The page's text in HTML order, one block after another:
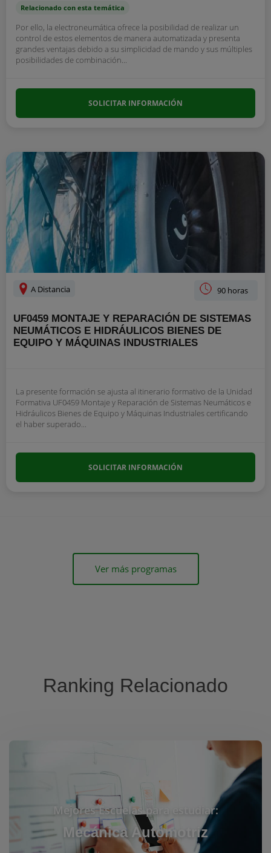
Relacionado con esta temática
Por ello, la electroneumática ofrece la posibilidad de realizar un
control de estos elementos de manera automatizada y presenta
grandes ventajas debido a su simplicidad de mando y sus múltiples
posibilidades de combinación...
SOLICITAR INFORMACIÓN
A Distancia 90 horas
UF0459 MONTAJE Y REPARACIÓN DE SISTEMAS
NEUMÁTICOS E HIDRÁULICOS BIENES DE
EQUIPO Y MÁQUINAS INDUSTRIALES
La presente formación se ajusta al itinerario formativo de la Unidad
Formativa UF0459 Montaje y Reparación de Sistemas Neumáticos e
Hidráulicos Bienes de Equipo y Máquinas Industriales certificando
el haber superado...
SOLICITAR INFORMACIÓN
Ver más programas
Ranking Relacionado
Mejores Escuelas para estudiar:
Mecánica Automotriz